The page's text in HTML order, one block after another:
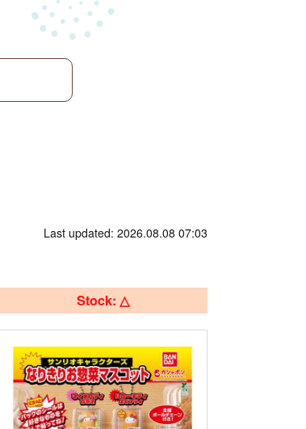
Last updated: 2026.08.08 07:03
Stock: △